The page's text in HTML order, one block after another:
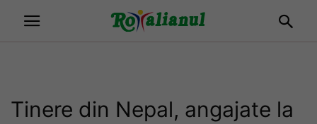
Tinere din Nepal, angajate la